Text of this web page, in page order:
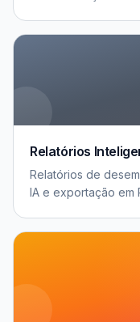
Relatórios
Relatórios de
IA e exportação em